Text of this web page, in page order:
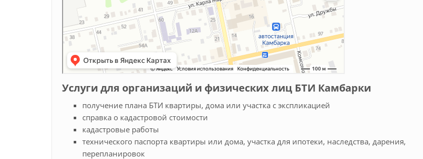
Услуги для организаций и физических лиц БТИ Камбарки
получение плана БТИ квартиры, дома или участка с экспликацией
справка о кадастровой стоимости
кадастровые работы
технического паспорта квартиры или дома, участка для ипотеки, наследства, дарения,
перепланировок